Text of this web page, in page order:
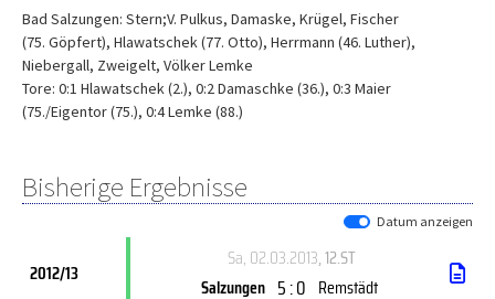
Bad Salzungen: Stern;V. Pulkus, Damaske, Krügel, Fischer
(75. Göpfert), Hlawatschek (77. Otto), Herrmann (46. Luther),
Niebergall, Zweigelt, Völker Lemke
Tore: 0:1 Hlawatschek (2.), 0:2 Damaschke (36.), 0:3 Maier
(75./Eigentor (75.), 0:4 Lemke (88.)
Bisherige Ergebnisse
Datum anzeigen
2012/13
Sa, 02.03.2013, 12.ST
Salzungen 5 : 0 Remstädt